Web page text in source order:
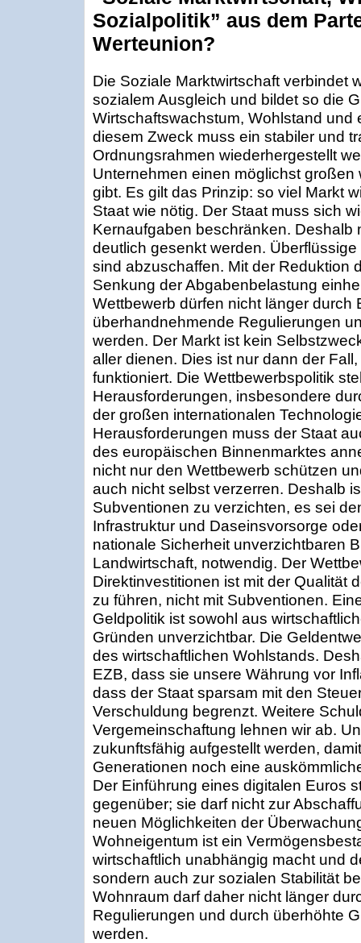
Sozialpolitik” aus dem
Werteunion?
Die Soziale Marktwirtschaft verbindet
sozialem Ausgleich und bildet so die
Wirtschaftswachstum, Wohlstand und
diesem Zweck muss ein stabiler und
Ordnungsrahmen wiederhergestellt
Unternehmen einen möglichst großen
gibt. Es gilt das Prinzip: so viel Markt
Staat wie nötig. Der Staat muss sich
Kernaufgaben beschränken. Deshalb
deutlich gesenkt werden.
sind abzuschaffen. Mit der Reduktion
Senkung der Abgabenbelastung
Wettbewerb dürfen nicht länger durch
überhandnehmende Regulierungen
werden. Der Markt ist kein
aller dienen. Dies ist nur dann der
funktioniert. Die Wettbewerbspolitik
Herausforderungen, insbesondere
der großen internationalen
Herausforderungen muss der Staat
des europäischen Binnenmarktes
nicht nur den Wettbewerb schützen
auch nicht selbst verzerren. Deshalb
Subventionen zu verzichten, es sei
Infrastruktur und Daseinsvorsorge
nationale Sicherheit unverzichtbaren
Landwirtschaft, notwendig. Der
Direktinvestitionen ist mit der Qualität
zu führen, nicht mit Subventionen.
Geldpolitik ist sowohl aus
Gründen unverzichtbar. Die
des wirtschaftlichen Wohlstands.
EZB, dass sie unsere Währung vor
dass der Staat sparsam mit den
Verschuldung begrenzt. Weitere
Vergemeinschaftung lehnen wir ab.
zukunftsfähig aufgestellt werden,
Generationen noch eine
Der Einführung eines digitalen Euros
gegenüber; sie darf nicht zur
neuen Möglichkeiten der
Wohneigentum ist ein
wirtschaftlich unabhängig macht und
sondern auch zur sozialen Stabilität
Wohnraum darf daher nicht länger
Regulierungen und durch überhöhte
werden.